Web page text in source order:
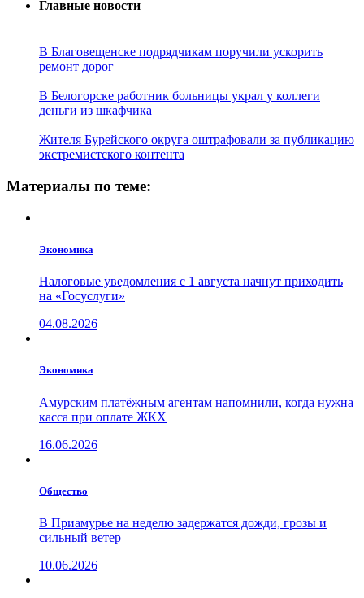
Главные новости
В Благовещенске подрядчикам поручили ускорить
ремонт дорог
В Белогорске работник больницы украл у коллеги
деньги из шкафчика
Жителя Бурейского округа оштрафовали за публикацию
экстремистского контента
Материалы по теме:
Экономика
Налоговые уведомления с 1 августа начнут приходить
на «Госуслуги»
04.08.2026
Экономика
Амурским платёжным агентам напомнили, когда нужна
касса при оплате ЖКХ
16.06.2026
Общество
В Приамурье на неделю задержатся дожди, грозы и
сильный ветер
10.06.2026